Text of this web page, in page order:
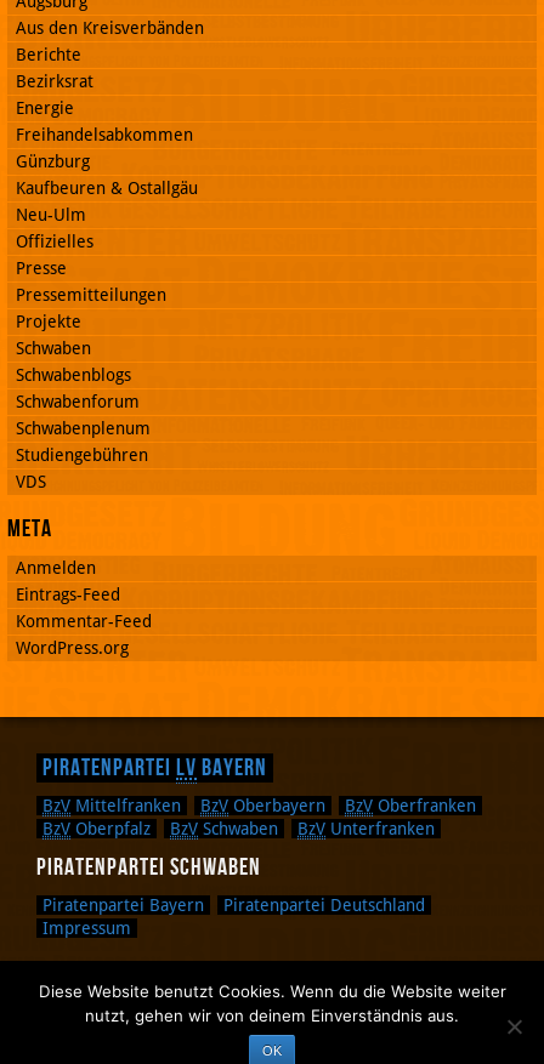
Aus den Kreisverbänden
Berichte
Bezirksrat
Energie
Freihandelsabkommen
Günzburg
Kaufbeuren & Ostallgäu
Neu-Ulm
Offizielles
Presse
Pressemitteilungen
Projekte
Schwaben
Schwabenblogs
Schwabenforum
Schwabenplenum
Studiengebühren
VDS
Meta
Anmelden
Eintrags-Feed
Kommentar-Feed
WordPress.org
Piratenpartei LV Bayern
BzV Mittelfranken BzV Oberbayern BzV Oberfranken
BzV Oberpfalz BzV Schwaben BzV Unterfranken
Piratenpartei Schwaben
Piratenpartei Bayern
Piratenpartei Deutschland
Impressum
Zurück nach oben.
Zurück zum Anfang des Textes.
Diese Website benutzt Cookies. Wenn du die Website weiter
nutzt, gehen wir von deinem Einverständnis aus.
OK